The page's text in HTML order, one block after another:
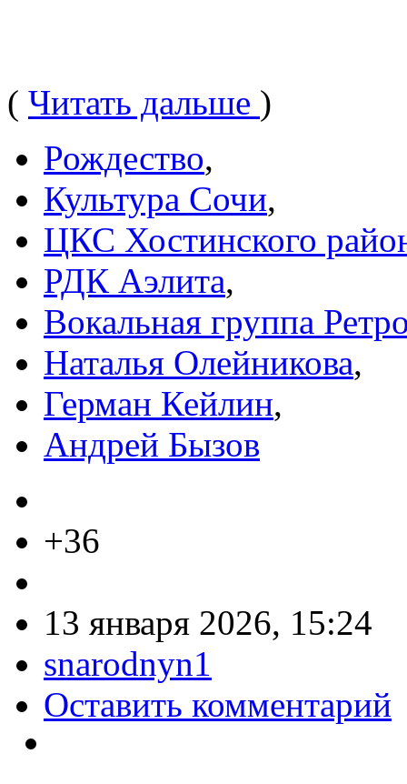
( Читать дальше )
Рождество,
Культура Сочи,
ЦКС Хостинского
РДК Аэлита,
Вокальная группа
Наталья Олейникова,
Герман Кейлин,
Андрей Бызов
+36
13 января 2026, 15:24
snarodnyn1
Оставить комментарий